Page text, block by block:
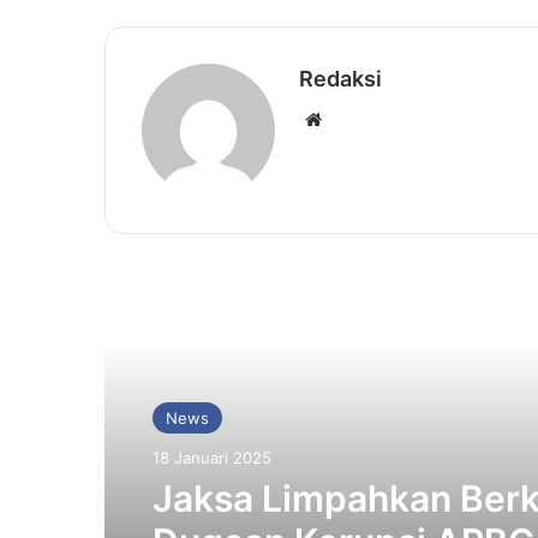
Redaksi
News
18 Januari 2025
Jaksa Limpahkan